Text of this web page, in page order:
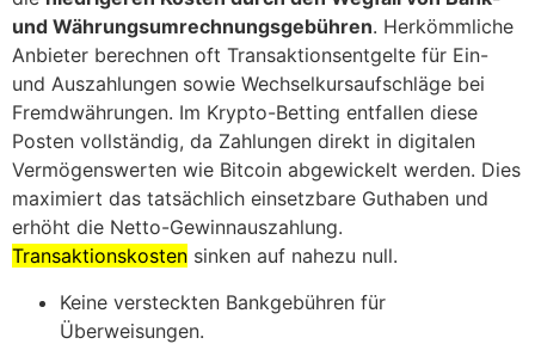
und Währungsumrechnungsgebühren. Herkömmliche
Anbieter berechnen oft Transaktionsentgelte für Ein-
und Auszahlungen sowie Wechselkursaufschläge bei
Fremdwährungen. Im Krypto-Betting entfallen diese
Posten vollständig, da Zahlungen direkt in digitalen
Vermögenswerten wie Bitcoin abgewickelt werden. Dies
maximiert das tatsächlich einsetzbare Guthaben und
erhöht die Netto-Gewinnauszahlung.
Transaktionskosten sinken auf nahezu null.
Keine versteckten Bankgebühren für
Überweisungen.